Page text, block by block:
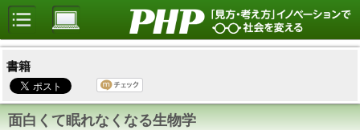
書籍
面白くて眠れなくなる生物学